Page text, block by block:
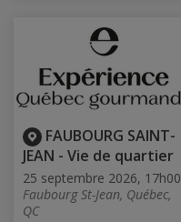
FAUBOURG SAINT-
JEAN - Vie de quartier
25 septembre 2026, 17h00
Faubourg St-Jean, Québec,
QC